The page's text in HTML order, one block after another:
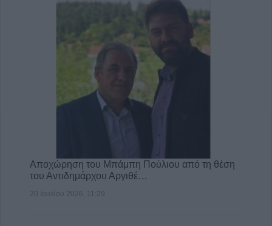
Αποχώρηση του Μπάμπη Πούλιου από τη θέση
του Αντιδημάρχου Αργιθέ…
20 Ιουλίου 2026, 11:29